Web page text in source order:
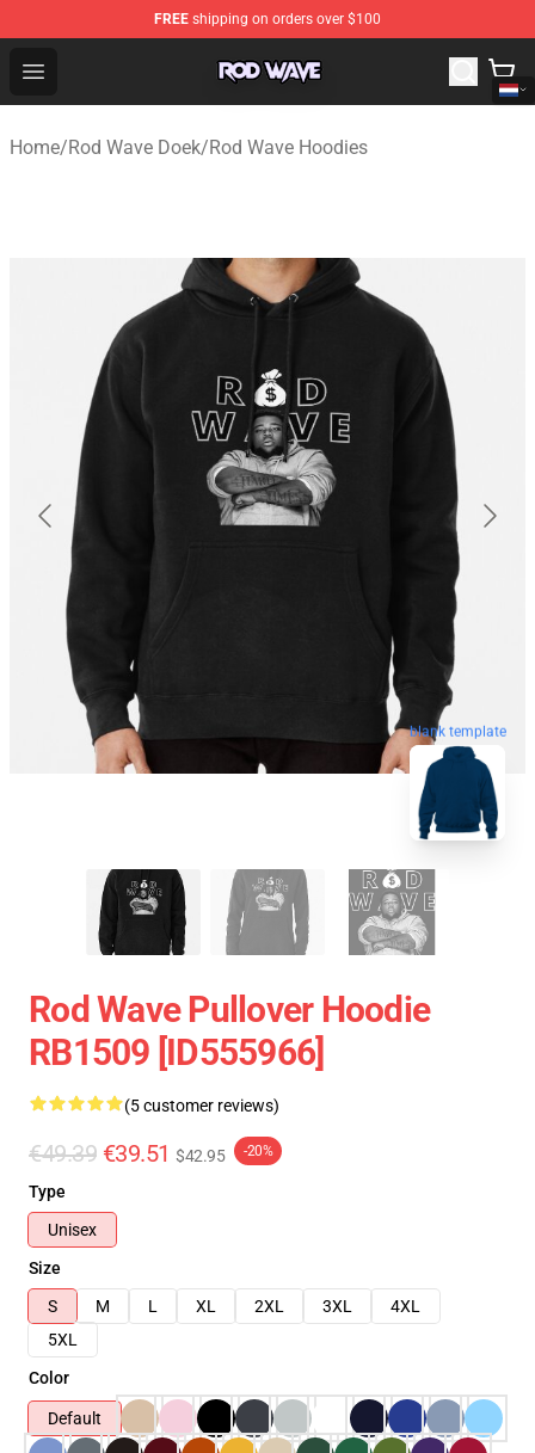
FREE shipping on orders over $100
Open menu
Rod Wave Shop - Official Rod Wave Merchandise Store
Home/Rod Wave Doek/Rod Wave Hoodies
blank template
Rod Wave Pullover Hoodie
RB1509 [ID555966]
(5 customer reviews)
€49.39 €39.51 $42.95 -20%
Type
Unisex
Size
S
M L XL 2XL 3XL
4XL
5XL
Color
Default